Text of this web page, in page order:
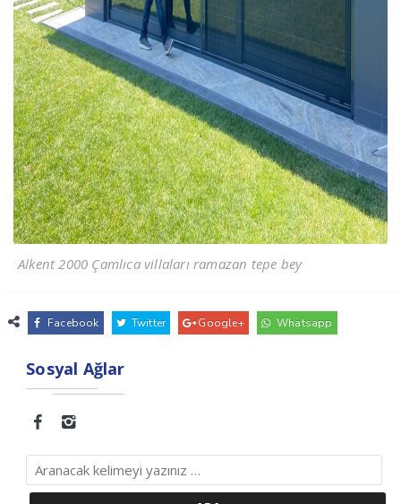
Alkent 2000 Çamlıca villaları ramazan tepe bey
Facebook Twitter Google+ Whatsapp
Sosyal Ağlar